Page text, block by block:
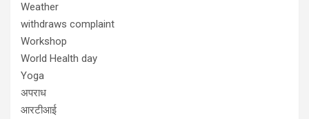
Weather
withdraws complaint
Workshop
World Health day
Yoga
अपराध
आरटीआई